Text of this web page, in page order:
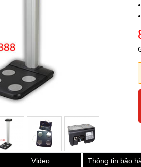
Video Thông tin bảo